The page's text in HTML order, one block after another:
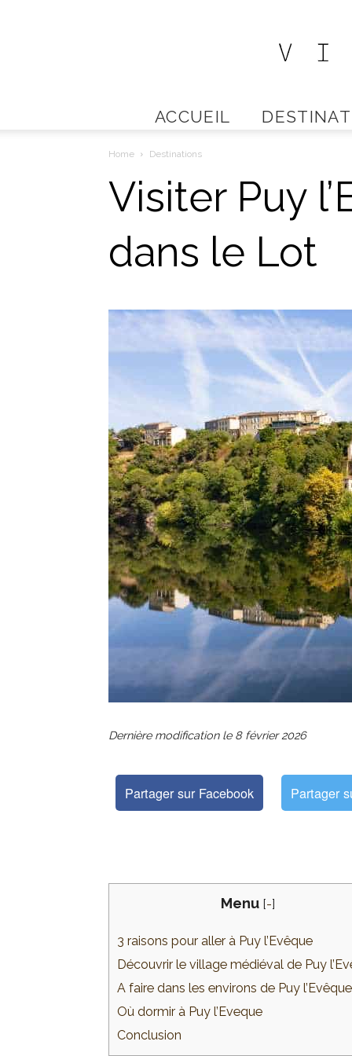
ACCUEIL
Home Destinations
Visiter Puy
dans le Lot
Dernière modification le 8 février 2026
Partager sur Facebook Partager
Menu [-]
3 raisons pour aller à Puy l’Evêque
Découvrir le village médiéval de Puy
A faire dans les environs de Puy l’Evêque
Où dormir à Puy l’Eveque
Conclusion